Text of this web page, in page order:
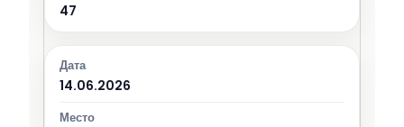
47
14.06.2026